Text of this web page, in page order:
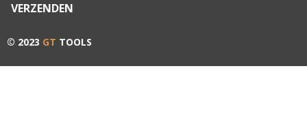
VERZENDEN
© 2023 GT TOOLS